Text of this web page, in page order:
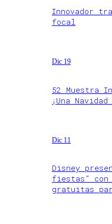
Innovador
focal
Dic 19
52 Muestra
¡Una
Dic 11
Disney
fiestas” con
gratuitas